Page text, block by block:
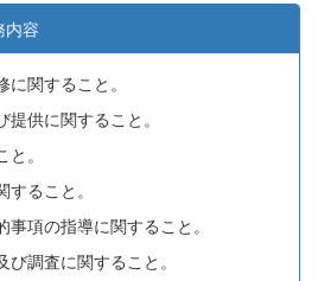
内容
関すること。
供に関すること。
。
ること。
項の指導に関すること。
調査に関すること。